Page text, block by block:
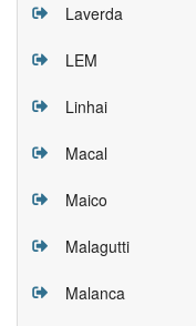
Laverda
LEM
Linhai
Macal
Maico
Malagutti
Malanca